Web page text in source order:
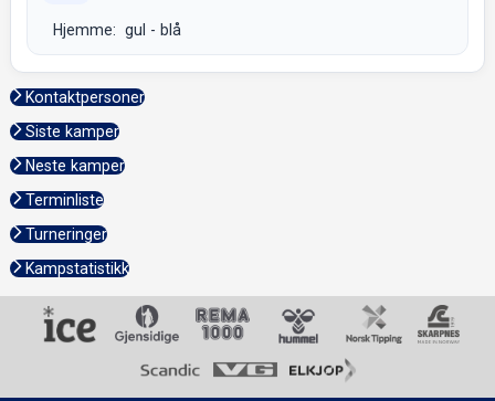
Hjemme: gul - blå
Kontaktpersoner
Siste kamper
Neste kamper
Terminliste
Turneringer
Kampstatistikk